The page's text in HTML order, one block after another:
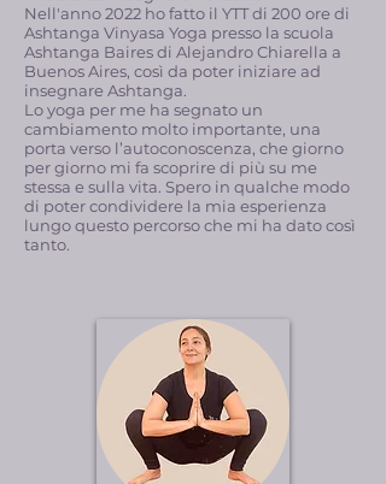
Nell'anno 2022 ho fatto il YTT di 200 ore di
Ashtanga Vinyasa Yoga presso la scuola
Ashtanga Baires di Alejandro Chiarella a
Buenos Aires, così da poter iniziare ad
insegnare Ashtanga.
Lo yoga per me ha segnato un
cambiamento molto importante, una
porta verso l’autoconoscenza, che giorno
per giorno mi fa scoprire di più su me
stessa e sulla vita. Spero in qualche modo
di poter condividere la mia esperienza
lungo questo percorso che mi ha dato così
tanto.